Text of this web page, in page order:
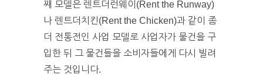
째 모델은 렌트더런웨이(Rent the Runway)
나 렌트더치킨(Rent the Chicken)과 같이 좀
더 전통전인 사업 모델로 사업자가 물건을 구
입한 뒤 그 물건들을 소비자들에게 다시 빌려
주는 것입니다.